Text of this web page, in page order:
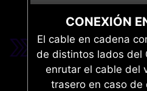
CONEXIÓN
El cable en cadena
de distintos lados del
enrutar el cable del
trasero en caso de